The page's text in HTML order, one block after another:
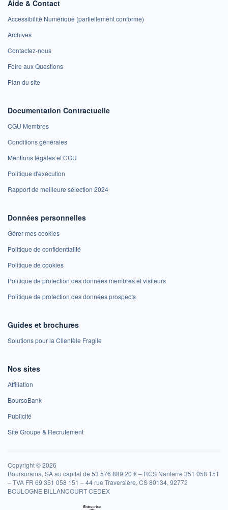
Aide & Contact
Accessibilité Numérique (partiellement conforme)
Archives
Contactez-nous
Foire aux Questions
Plan du site
Documentation Contractuelle
CGU Membres
Conditions générales
Mentions légales et CGU
Politique d'exécution
Rapport de meilleure sélection 2024
Données personnelles
Gérer mes cookies
Politique de confidentialité
Politique de cookies
Politique de protection des données membres et visiteurs
Politique de protection des données prospects
Guides et brochures
Solutions pour la Clientèle Fragile
Nos sites
Affiliation
BoursoBank
Publicité
Site Groupe & Recrutement
Copyright © 2026
Boursorama, SA au capital de 53 576 889,20 € – RCS Nanterre 351 058 151
– TVA FR 69 351 058 151 – 44 rue Traversière, CS 80134, 92772
BOULOGNE BILLANCOURT CEDEX